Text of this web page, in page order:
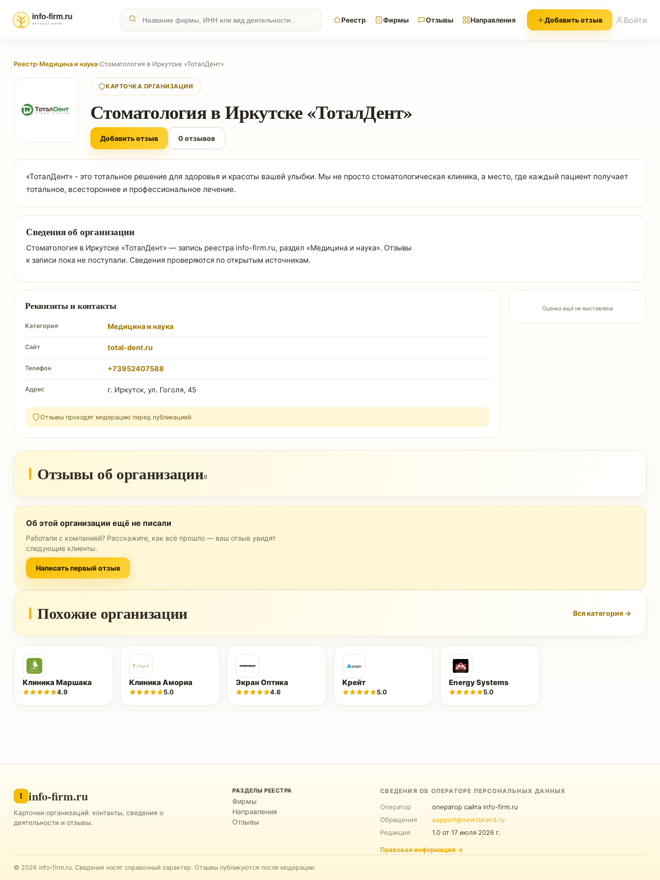
Реестр Фирмы Отзывы Направления Добавить отзыв Войти
Реестр›Медицина и наука›Стоматология в Иркутске «ТоталДент»
КАРТОЧКА ОРГАНИЗАЦИИ
Стоматология в Иркутске «ТоталДент»
Добавить отзыв 0 отзывов
«ТоталДент» - это тотальное решение для здоровья и красоты вашей улыбки. Мы не просто стоматологическая клиника, а место, где каждый пациент получает
тотальное, всестороннее и профессиональное лечение.
Сведения об организации
Стоматология в Иркутске «ТоталДент» — запись реестра info-firm.ru, раздел «Медицина и наука». Отзывы
к записи пока не поступали. Сведения проверяются по открытым источникам.
Реквизиты и контакты
Категория Медицина и наука
Сайт total-dent.ru
Телефон +73952407588
Адрес г. Иркутск, ул. Гоголя, 45
Отзывы проходят модерацию перед публикацией.
Оценка ещё не выставлена
Отзывы об организации0
Об этой организации ещё не писали
Работали с компанией? Расскажите, как всё прошло — ваш отзыв увидят
следующие клиенты.
Написать первый отзыв
Похожие организации Вся категория →
Клиника Маршака
4.9
Клиника Амориа
5.0
Экран Оптика
4.6
Крейт
5.0
Energy Systems
5.0
I info-firm.ru
Карточки организаций: контакты, сведения о
деятельности и отзывы.
РАЗДЕЛЫ РЕЕСТРА
Фирмы
Направления
Отзывы
СВЕДЕНИЯ ОБ ОПЕРАТОРЕ ПЕРСОНАЛЬНЫХ ДАННЫХ
Оператор
оператор сайта info-firm.ru
Обращения
support@newsbrand.ru
Редакция
1.0 от17 июля 2026 г.
Правовая информация →
© 2026 info-firm.ru. Сведения носят справочный характер. Отзывы публикуются после модерации.